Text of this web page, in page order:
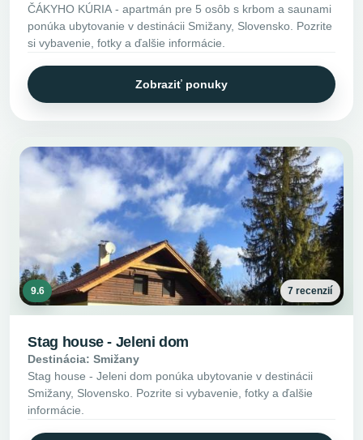
ČÁKYHO KÚRIA - apartmán pre 5 osôb s krbom a saunami
ponúka ubytovanie v destinácii Smižany, Slovensko. Pozrite
si vybavenie, fotky a ďalšie informácie.
Zobraziť ponuky
9.6 7 recenzií
Stag house - Jeleni dom
Destinácia: Smižany
Stag house - Jeleni dom ponúka ubytovanie v destinácii
Smižany, Slovensko. Pozrite si vybavenie, fotky a ďalšie
informácie.